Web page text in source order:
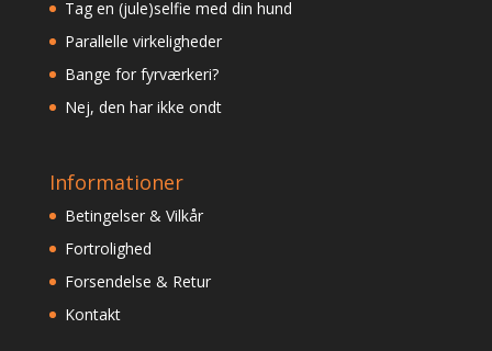
Tag en (jule)selfie med din hund
Parallelle virkeligheder
Bange for fyrværkeri?
Nej, den har ikke ondt
Informationer
Betingelser & Vilkår
Fortrolighed
Forsendelse & Retur
Kontakt